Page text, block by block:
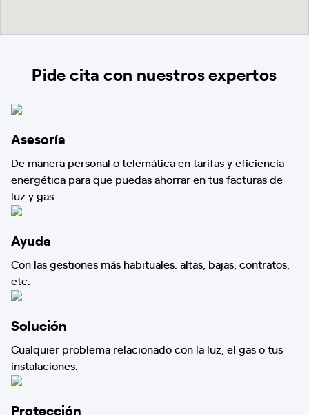
Pide cita con nuestros expertos
Asesoría
De manera personal o telemática en tarifas y eficiencia
energética para que puedas ahorrar en tus facturas de
luz y gas.
Ayuda
Con las gestiones más habituales: altas, bajas, contratos,
etc.
Solución
Cualquier problema relacionado con la luz, el gas o tus
instalaciones.
Protección